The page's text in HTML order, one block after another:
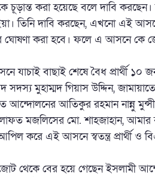
চূড়ান্ত করা হয়েছে বলে দাবি
তিনি দাবি করছেন, এখনো এই
করা হবে। ফলে এ আসনে কে
যাচাই বাছাই শেষে বৈধ প্রার্থী ১০
সদস্য মুহাম্মদ গিয়াস উদ্দিন,
আন্দোলনের আতিকুর রহমান নান্নু
মজলিসের মো. শাহজাহান, আমার
করে এই আসনে স্বতন্ত্র প্রার্থী ও
থেকে বের হয়ে গেছেন ইসলামী